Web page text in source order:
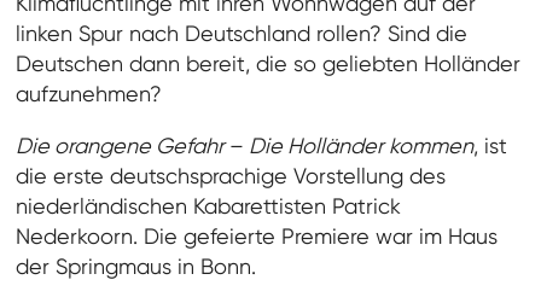
linken Spur nach Deutschland rollen? Sind die
Deutschen dann bereit, die so geliebten Holländer
aufzunehmen?
Die orangene Gefahr– Die Holländer kommen, ist
die erste deutschsprachige Vorstellung des
niederländischen Kabarettisten Patrick
Nederkoorn. Die gefeierte Premiere war im Haus
der Springmaus in Bonn.